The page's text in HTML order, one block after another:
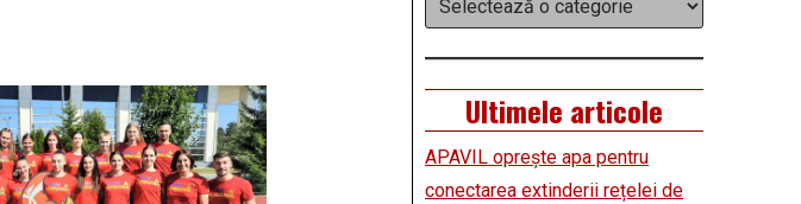
Ultimele articole
APAVIL oprește apa pentru
conectarea extinderii rețelei de